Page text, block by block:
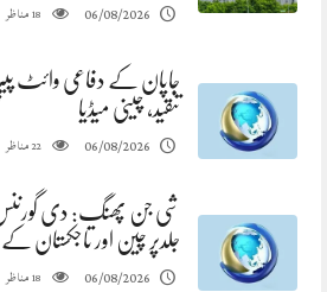
06/08/2026
18مناظر
جاپان کے دفاعی وائٹ پیپر
تنقید، چینی میڈیا
06/08/2026
22مناظر
شی جن پھنگ: دی گورننس
جلدپر چین اور تاجکستان
06/08/2026
18مناظر